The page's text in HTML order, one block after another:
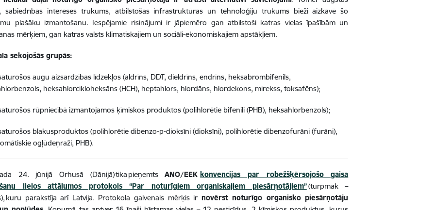
sabiedrības intereses trūkums, atbilstošas infrastruktūras un tehnoloģiju trūkums bieži aizkavē šo
plašāku izmantošanu. Iespējamie risinājumi ir jāpiemēro gan atbilstoši katras vielas īpašībām un
mērķiem, gan katras valsts klimatiskajiem un sociāli-ekonomiskajiem apstākļiem.
sekojošās grupās:
augu aizsardzības līdzekļos (aldrīns, DDT, dieldrīns, endrīns, heksabrombifenils,
heksahlorcikloheksāns (HCH), heptahlors, hlordāns, hlordekons, mirekss, toksafēns);
rūpniecībā izmantojamos ķīmiskos produktos (polihlorētie bifenili (PHB), heksahlorbenzols);
blakusproduktos (polihlorētie dibenzo-p-dioksīni (dioksīni), polihlorētie dibenzofurāni (furāni),
ogļūdeņraži, PHB).
24. jūnijā Orhusā (Dānijā) tika pieņemtsANO/EEKkonvencijas par robežšķērsojošo gaisa
lielos attālumos protokols “Par noturīgiem organiskajiem piesārņotājiem”(turpmāk –
kuru parakstīja arī Latvija. Protokola galvenais mērķis ir novērst noturīgo organisko piesārņotāju